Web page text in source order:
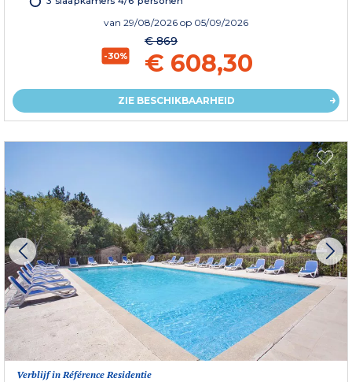
van 29/08/2026 op 05/09/2026
-30%
€ 869
€ 608,30
ZIE BESCHIKBAARHEID
Verblijf in Référence Residentie